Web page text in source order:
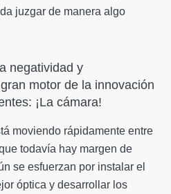
juzgar de manera algo
negatividad y
motor de la innovación
¡La cámara!
moviendo rápidamente entre
todavía hay margen de
se esfuerzan por instalar el
óptica y desarrollar los